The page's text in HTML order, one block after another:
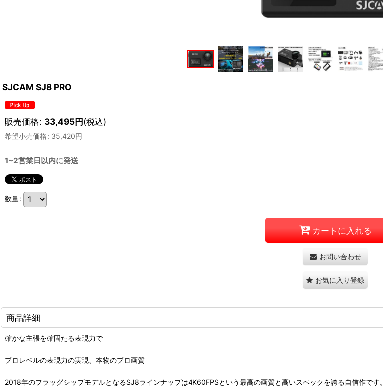
SJCAM SJ8 PRO
販売価格: 33,495円(税込)
希望小売価格: 35,420円
1~2営業日以内に発送
数量:
カートに入れる
お問い合わせ
お気に入り登録
商品詳細
確かな主張を確固たる表現力で
プロレベルの表現力の実現、本物のプロ画質
2018年のフラッグシップモデルとなるSJ8ラインナップは4K60FPSという最高の画質と高いスペックを誇る自信作です。